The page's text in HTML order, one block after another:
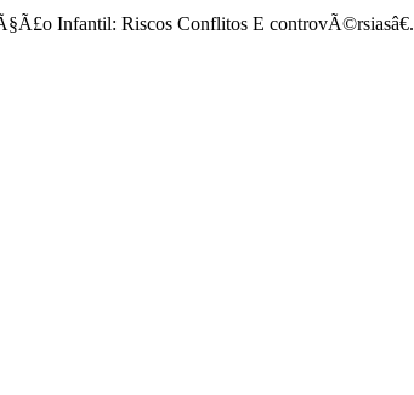
Infantil: Riscos Conflitos E controvÃ©rsiasâ€.